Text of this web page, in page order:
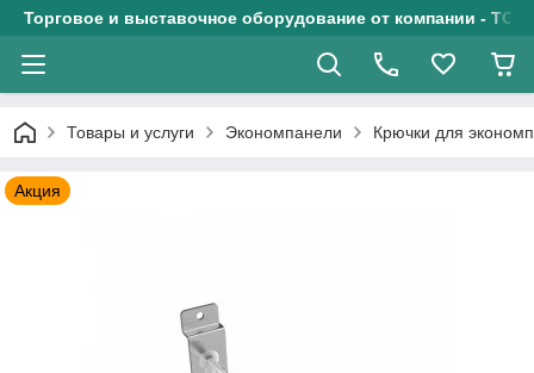
Торговое и выставочное оборудование от компании - ТОО
Товары и услуги Экономпанели Крючки для
Акция